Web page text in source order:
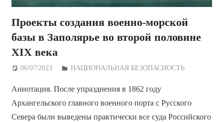
Проекты создания военно-морской
базы в Заполярье во второй половине
XIX века
06/07/2023 Дежурный по Редакции
НАЦИОНАЛЬНАЯ БЕЗОПАСНОСТЬ
Аннотация. После упразднения в 1862 году
Архангельского главного военного порта с Русского
Севера были выведены практически все суда Российского